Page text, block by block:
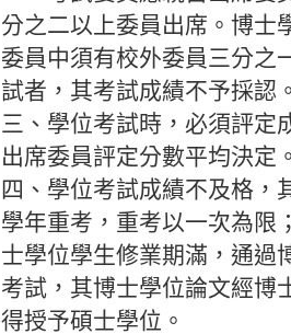
分之二以上委員出席。博士
委員中須有校外委員三分之
試者，其考試成績不予採認
三、學位考試時，必須評定
出席委員評定分數平均決定
四、學位考試成績不及格，
學年重考，重考以一次為限
士學位學生修業期滿，通過
考試，其博士學位論文經博
得授予碩士學位。